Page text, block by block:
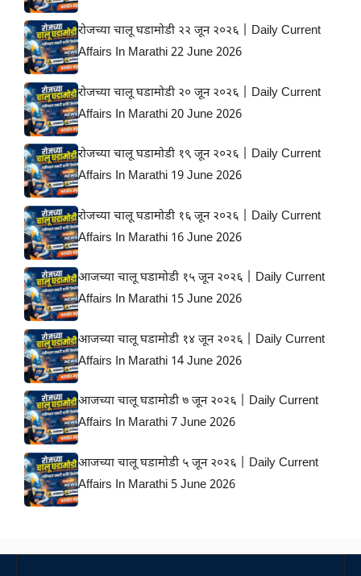
रोजच्या चालू घडामोडी २२ जून २०२६ | Daily Current
Affairs In Marathi 22 June 2026
रोजच्या चालू घडामोडी २० जून २०२६ | Daily Current
Affairs In Marathi 20 June 2026
रोजच्या चालू घडामोडी १९ जून २०२६ | Daily Current
Affairs In Marathi 19 June 2026
रोजच्या चालू घडामोडी १६ जून २०२६ | Daily Current
Affairs In Marathi 16 June 2026
आजच्या चालू घडामोडी १५ जून २०२६ | Daily Current
Affairs In Marathi 15 June 2026
आजच्या चालू घडामोडी १४ जून २०२६ | Daily Current
Affairs In Marathi 14 June 2026
आजच्या चालू घडामोडी ७ जून २०२६ | Daily Current
Affairs In Marathi 7 June 2026
आजच्या चालू घडामोडी ५ जून २०२६ | Daily Current
Affairs In Marathi 5 June 2026